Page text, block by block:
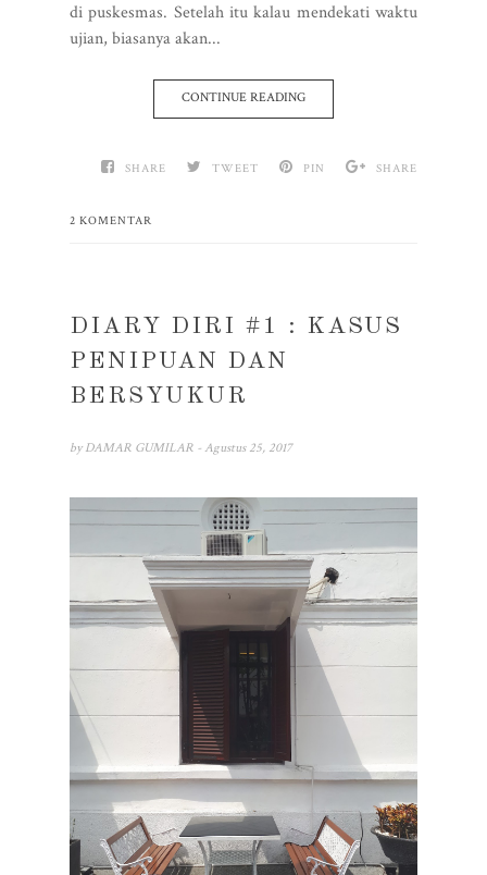
di puskesmas. Setelah itu kalau mendekati waktu
ujian, biasanya akan...
CONTINUE READING
SHARE TWEET PIN SHARE
2 KOMENTAR
DIARY DIRI #1 : KASUS
PENIPUAN DAN
BERSYUKUR
by DAMAR GUMILAR - Agustus 25, 2017